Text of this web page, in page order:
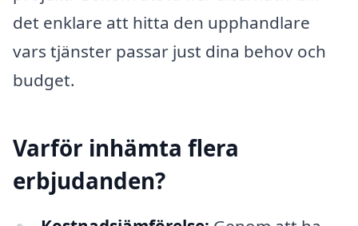
det enklare att hitta den upphandlare
vars tjänster passar just dina behov och
budget.
Varför inhämta flera
erbjudanden?